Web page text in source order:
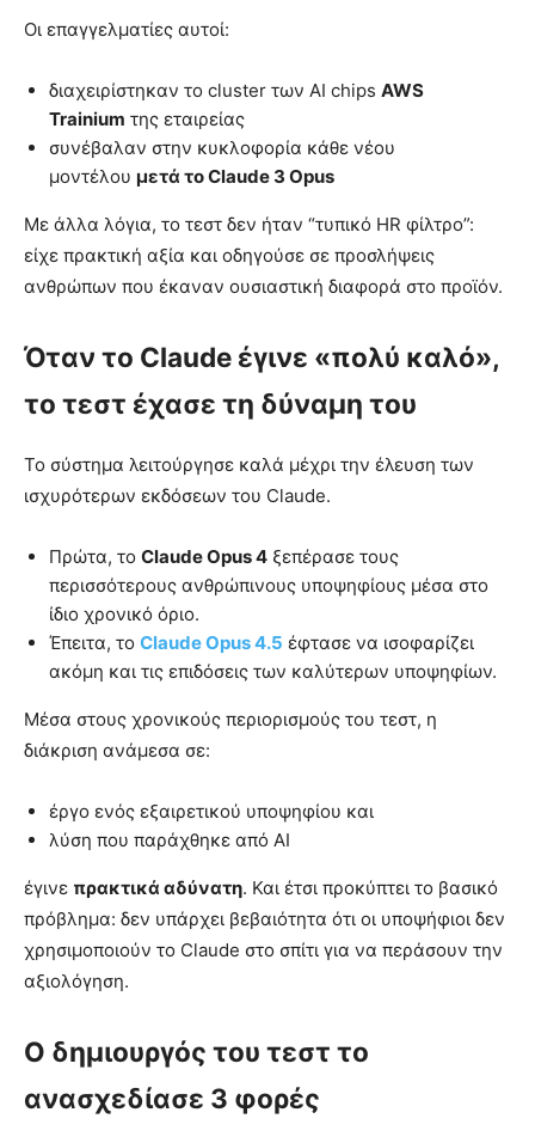
Οι επαγγελματίες αυτοί:
διαχειρίστηκαν το cluster των AI chips AWS
Trainium της εταιρείας
συνέβαλαν στην κυκλοφορία κάθε νέου
μοντέλου μετά το Claude 3 Opus
Με άλλα λόγια, το τεστ δεν ήταν “τυπικό HR φίλτρο”:
είχε πρακτική αξία και οδηγούσε σε προσλήψεις
ανθρώπων που έκαναν ουσιαστική διαφορά στο προϊόν.
Όταν το Claude έγινε «πολύ καλό»,
το τεστ έχασε τη δύναμη του
Το σύστημα λειτούργησε καλά μέχρι την έλευση των
ισχυρότερων εκδόσεων του Claude.
Πρώτα, το Claude Opus 4 ξεπέρασε τους
περισσότερους ανθρώπινους υποψηφίους μέσα στο
ίδιο χρονικό όριο.
Έπειτα, το Claude Opus 4.5 έφτασε να ισοφαρίζει
ακόμη και τις επιδόσεις των καλύτερων υποψηφίων.
Μέσα στους χρονικούς περιορισμούς του τεστ, η
διάκριση ανάμεσα σε:
έργο ενός εξαιρετικού υποψηφίου και
λύση που παράχθηκε από AI
έγινε πρακτικά αδύνατη. Και έτσι προκύπτει το βασικό
πρόβλημα: δεν υπάρχει βεβαιότητα ότι οι υποψήφιοι δεν
χρησιμοποιούν το Claude στο σπίτι για να περάσουν την
αξιολόγηση.
Ο δημιουργός του τεστ το
ανασχεδίασε 3 φορές